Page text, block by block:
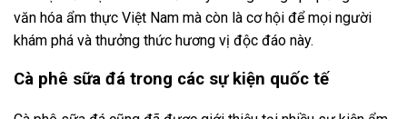
văn hóa ẩm thực Việt Nam mà còn là cơ hội để mọi người
khám phá và thưởng thức hương vị độc đáo này.
Cà phê sữa đá trong các sự kiện quốc tế